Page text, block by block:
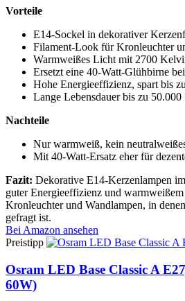
Vorteile
E14-Sockel in dekorativer
Filament-Look für Kronleuchter
Warmweißes Licht mit 2700
Ersetzt eine 40-Watt-Glühbirne
Hohe Energieeffizienz, spart bis
Lange Lebensdauer bis zu 50.000
Nachteile
Nur warmweiß, kein
Mit 40-Watt-Ersatz eher für
Fazit: Dekorative E14-Kerzenlampen
guter Energieeffizienz und
Kronleuchter und Wandlampen, in
gefragt ist.
Bei Amazon ansehen
Preistipp
Osram LED Base Classic A
60W)